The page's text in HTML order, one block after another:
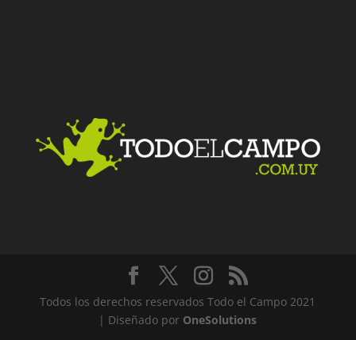
Todos los derechos reservados Todo el Campo 2021
| Diseñado por OneSolutions
Facebook